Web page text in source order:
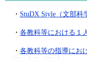
・ StuDX Style（文部科
・ 各教科等における１
・ 各教科等の指導にお